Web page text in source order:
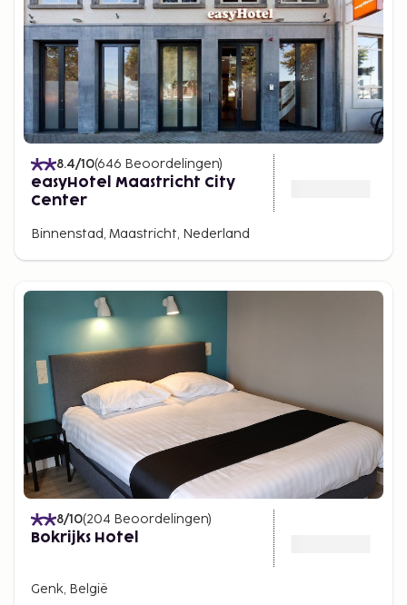
8.4/10(646 Beoordelingen)
easyHotel Maastricht City
Center
Binnenstad, Maastricht, Nederland
8/10(204 Beoordelingen)
Bokrijks Hotel
Genk, België